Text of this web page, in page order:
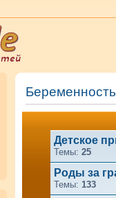
Детское
Темы: 25
Роды за
Темы: 133